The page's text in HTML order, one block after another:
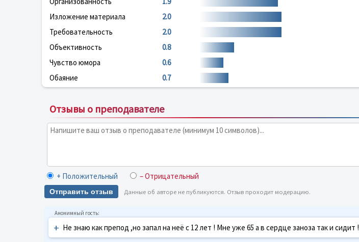
Изложение материала
2.0
Требовательность
2.0
Объективность
0.8
Чувство юмора
0.6
Обаяние
0.7
Отзывы о преподавателе
+ Положительный – Отрицательный
Отправить отзыв Данные об авторе не публикуются. Отзыв проходит модерацию.
+ Не знаю как препод ,но запал на неё с 12 лет ! Мне уже 65 а в сердце заноза так и сидит !